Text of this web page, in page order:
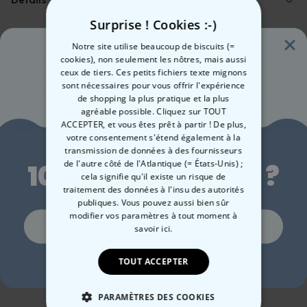
Imprimé avec amour dans notre atelier en Autriche
cocktail emblématique
. Agrémenté de votre propre texte, il
devient une pièce unique pour celles et ceux qui savent que café et
martini forment un duo imbattable.
Que ce soit commecadeau pour les fans de cocktails
comme pièce maîtresse de votre propre garde-robe, ce t-shirt
prouve que vous avez du goût – dans le verre comme dans le style.
T-shirt personnalisé Espresso Martini
La coupe se caractérise par sa forme standard et droite, elle
n’est ni très ajustée, ni très ample
Grammage : Jersey 155g/m
100 % coton & certifié végan
Peut être lavé en machine (30 °C)
Mettre à l’envers avant le lavage (préserve les couleurs et le motif
brodé/imprimé)
Fabrication issue du commerce équitable & production durable
Emballage respectueux de l’environnement
Imprimé en Autriche
Différences de dimensions possibles d’environ +/-5 % par
rapport au tableau des tailles
Vous avez vu ?
Ces produits pourraient aussi vous intéresser
Cravate personnalisée
personnalisées visage
19,99 €
Surprise ! Cookies :-)
Notre site utilise beaucoup de biscuits (=
cookies), non seulement les nôtres, mais aussi
ceux de tiers. Ces petits fichiers texte mignons
sont nécessaires pour vous offrir l'expérience
de shopping la plus pratique et la plus
agréable possible. Cliquez sur TOUT
ACCEPTER, et vous êtes prêt à partir ! De plus,
votre consentement s'étend également à la
transmission de données à des fournisseurs
de l'autre côté de l'Atlantique (= États-Unis) ;
cela signifie qu'il existe un risque de
traitement des données à l'insu des autorités
publiques. Vous pouvez aussi bien sûr
modifier vos paramètres à tout momentà
savoir ici.
TOUT ACCEPTER
PARAMÈTRES DES COOKIES
Envie de
10 % de réduction ?
Oui, volontiers !
Non merci, je n'aime pas les réductions